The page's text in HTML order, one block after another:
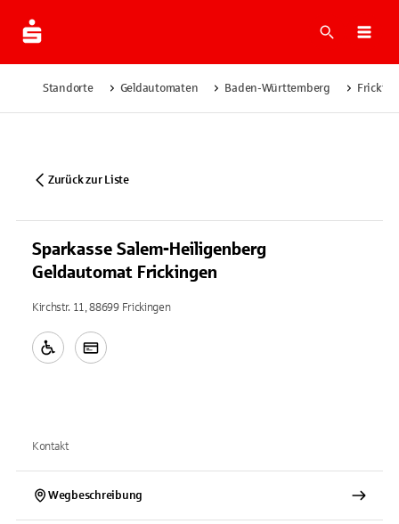
Suche
Standorte Geldautomaten Baden-Württemberg
Zurück zur Liste
Sparkasse Salem-Heiligenberg
Geldautomat Frickingen
Kirchstr. 11, 88699 Frickingen
Kontakt
Wegbeschreibung